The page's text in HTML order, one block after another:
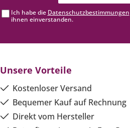
Ich habe die Datenschutzbestimmungen
ihnen einverstanden.
Unsere Vorteile
Kostenloser Versand
Bequemer Kauf auf Rechnung
Direkt vom Hersteller